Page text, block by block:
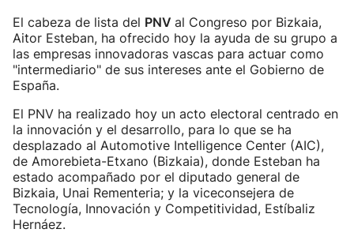
El cabeza de lista del PNV al Congreso por Bizkaia,
Aitor Esteban, ha ofrecido hoy la ayuda de su grupo a
las empresas innovadoras vascas para actuar como
"intermediario" de sus intereses ante el Gobierno de
España.
El PNV ha realizado hoy un acto electoral centrado en
la innovación y el desarrollo, para lo que se ha
desplazado al Automotive Intelligence Center (AIC),
de Amorebieta-Etxano (Bizkaia), donde Esteban ha
estado acompañado por el diputado general de
Bizkaia, Unai Rementeria; y la viceconsejera de
Tecnología, Innovación y Competitividad, Estíbaliz
Hernáez.